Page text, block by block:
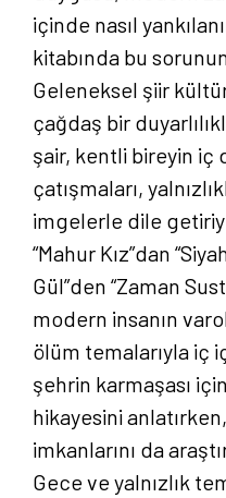
içinde nasıl
kitabında bu
Geleneksel şiir
çağdaş bir
şair, kentli bireyin iç
çatışmaları,
imgelerle dile
“Mahur Kız”dan
Gül”den “Zaman
modern insanın
ölüm temalarıyla iç
şehrin karmaşası
hikayesini
imkanlarını da
Gece ve yalnızlık